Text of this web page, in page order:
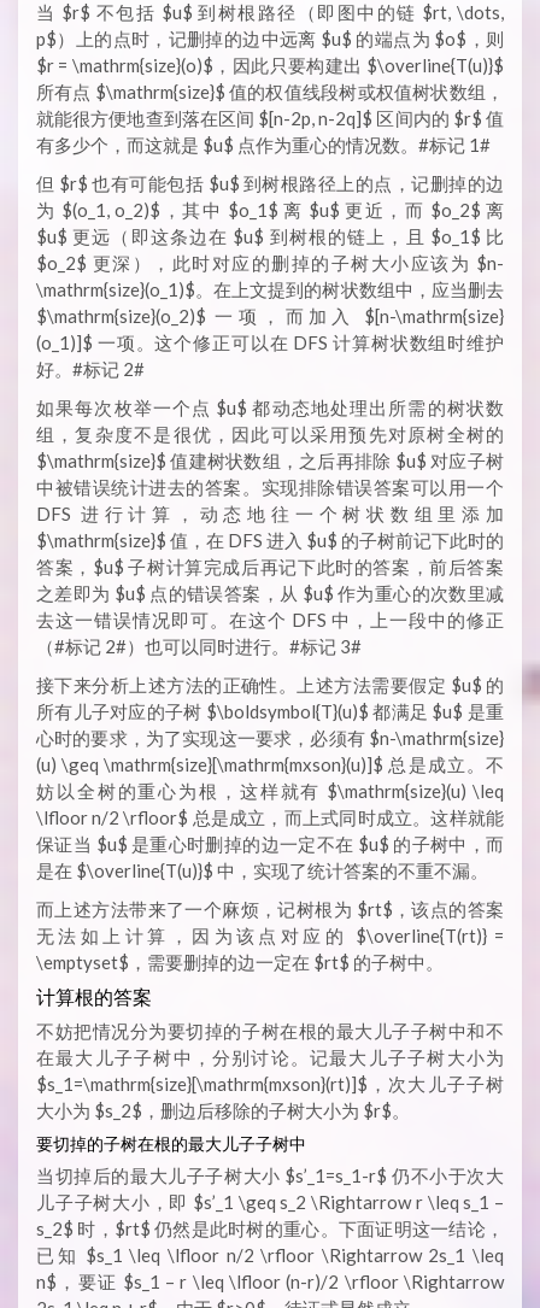
当 $r$ 不包括 $u$ 到树根路径（即图中的链 $rt, \dots,
p$）上的点时，记删掉的边中远离 $u$ 的端点为 $o$，则
$r = \mathrm{size}(o)$，因此只要构建出 $\overline{T(u)}$
所有点 $\mathrm{size}$ 值的权值线段树或权值树状数组，
就能很方便地查到落在区间 $[n-2p, n-2q]$ 区间内的 $r$ 值
有多少个，而这就是 $u$ 点作为重心的情况数。#标记 1#
但 $r$ 也有可能包括 $u$ 到树根路径上的点，记删掉的边
为 $(o_1, o_2)$，其中 $o_1$ 离 $u$ 更近，而 $o_2$ 离
$u$ 更远（即这条边在 $u$ 到树根的链上，且 $o_1$ 比
$o_2$ 更深），此时对应的删掉的子树大小应该为 $n-
\mathrm{size}(o_1)$。在上文提到的树状数组中，应当删去
$\mathrm{size}(o_2)$ 一项，而加入 $[n-\mathrm{size}
(o_1)]$ 一项。这个修正可以在 DFS 计算树状数组时维护
好。#标记 2#
如果每次枚举一个点 $u$ 都动态地处理出所需的树状数
组，复杂度不是很优，因此可以采用预先对原树全树的
$\mathrm{size}$ 值建树状数组，之后再排除 $u$ 对应子树
中被错误统计进去的答案。实现排除错误答案可以用一个
DFS 进行计算，动态地往一个树状数组里添加
$\mathrm{size}$ 值，在 DFS 进入 $u$ 的子树前记下此时的
答案，$u$ 子树计算完成后再记下此时的答案，前后答案
之差即为 $u$ 点的错误答案，从 $u$ 作为重心的次数里减
去这一错误情况即可。在这个 DFS 中，上一段中的修正
（#标记 2#）也可以同时进行。#标记 3#
接下来分析上述方法的正确性。上述方法需要假定 $u$ 的
所有儿子对应的子树 $\boldsymbol{T}(u)$ 都满足 $u$ 是重
心时的要求，为了实现这一要求，必须有 $n-\mathrm{size}
(u) \geq \mathrm{size}[\mathrm{mxson}(u)]$ 总是成立。不
妨以全树的重心为根，这样就有 $\mathrm{size}(u) \leq
\lfloor n/2 \rfloor$ 总是成立，而上式同时成立。这样就能
保证当 $u$ 是重心时删掉的边一定不在 $u$ 的子树中，而
是在 $\overline{T(u)}$ 中，实现了统计答案的不重不漏。
而上述方法带来了一个麻烦，记树根为 $rt$，该点的答案
无法如上计算，因为该点对应的 $\overline{T(rt)} =
\emptyset$，需要删掉的边一定在 $rt$ 的子树中。
计算根的答案
不妨把情况分为要切掉的子树在根的最大儿子子树中和不
在最大儿子子树中，分别讨论。记最大儿子子树大小为
$s_1=\mathrm{size}[\mathrm{mxson}(rt)]$，次大儿子子树
大小为 $s_2$，删边后移除的子树大小为 $r$。
要切掉的子树在根的最大儿子子树中
当切掉后的最大儿子子树大小 $s’_1=s_1-r$ 仍不小于次大
儿子子树大小，即 $s’_1 \geq s_2 \Rightarrow r \leq s_1 –
s_2$ 时，$rt$ 仍然是此时树的重心。下面证明这一结论，
已知 $s_1 \leq \lfloor n/2 \rfloor \Rightarrow 2s_1 \leq
n$，要证 $s_1 – r \leq \lfloor (n-r)/2 \rfloor \Rightarrow